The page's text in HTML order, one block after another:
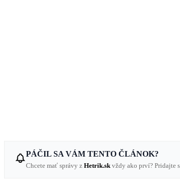
PÁČIL SA VÁM TENTO ČLÁNOK?
Chcete mať správy z Hetrik.sk vždy ako prví? Pridajte